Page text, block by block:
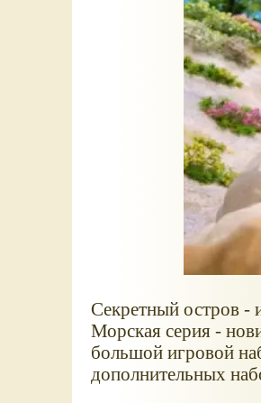
Секретный остров -
Морская серия -
большой игровой
дополнительных